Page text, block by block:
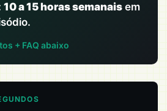
10 a 15 horas semanais em
+ FAQ abaixo